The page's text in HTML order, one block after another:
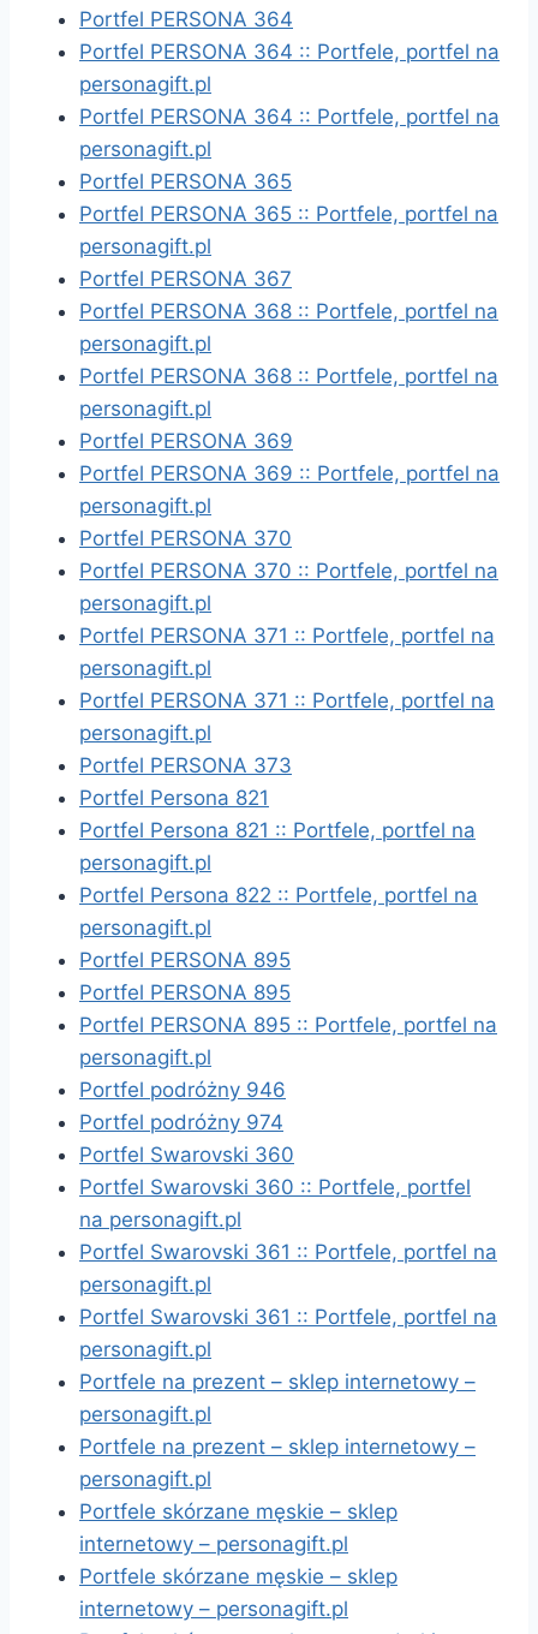
Portfel PERSONA 364
Portfel PERSONA 364 :: Portfele, portfel na
personagift.pl
Portfel PERSONA 364 :: Portfele, portfel na
personagift.pl
Portfel PERSONA 365
Portfel PERSONA 365 :: Portfele, portfel na
personagift.pl
Portfel PERSONA 367
Portfel PERSONA 368 :: Portfele, portfel na
personagift.pl
Portfel PERSONA 368 :: Portfele, portfel na
personagift.pl
Portfel PERSONA 369
Portfel PERSONA 369 :: Portfele, portfel na
personagift.pl
Portfel PERSONA 370
Portfel PERSONA 370 :: Portfele, portfel na
personagift.pl
Portfel PERSONA 371 :: Portfele, portfel na
personagift.pl
Portfel PERSONA 371 :: Portfele, portfel na
personagift.pl
Portfel PERSONA 373
Portfel Persona 821
Portfel Persona 821 :: Portfele, portfel na
personagift.pl
Portfel Persona 822 :: Portfele, portfel na
personagift.pl
Portfel PERSONA 895
Portfel PERSONA 895
Portfel PERSONA 895 :: Portfele, portfel na
personagift.pl
Portfel podróżny 946
Portfel podróżny 974
Portfel Swarovski 360
Portfel Swarovski 360 :: Portfele, portfel
na personagift.pl
Portfel Swarovski 361 :: Portfele, portfel na
personagift.pl
Portfel Swarovski 361 :: Portfele, portfel na
personagift.pl
Portfele na prezent – sklep internetowy –
personagift.pl
Portfele na prezent – sklep internetowy –
personagift.pl
Portfele skórzane męskie – sklep
internetowy – personagift.pl
Portfele skórzane męskie – sklep
internetowy – personagift.pl